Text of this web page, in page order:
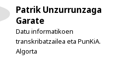
Patrik Unzurrunzaga
Garate
Datu informatikoen
transkribatzailea eta PunKiA.
Algorta